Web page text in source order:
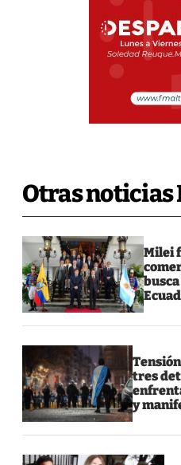
Otras noticias
Milei
tres
y